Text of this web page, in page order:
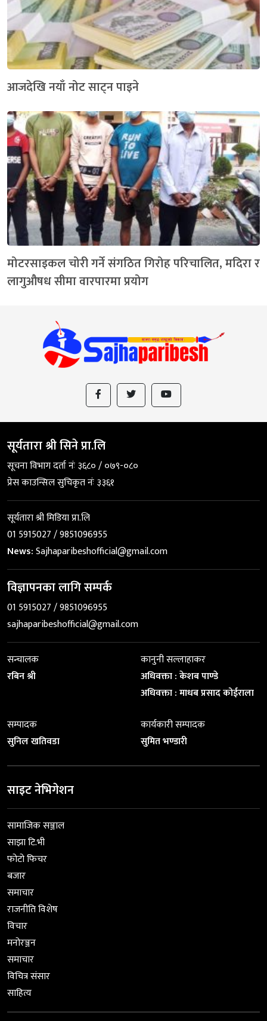
आजदेखि नयाँ नोट साट्न पाइने
मोटरसाइकल चोरी गर्ने संगठित गिरोह परिचालित, मदिरा र
लागुऔषध सीमा वारपारमा प्रयोग
सूर्यतारा श्री सिने प्रा.लि
सूचना विभाग दर्ता नंः ३६८० / ०७९-०८०
प्रेस काउन्सिल सुचिकृत नंः ३३६१
सूर्यतारा श्री मिडिया प्रा.लि
01 5915027 / 9851096955
News:Sajhaparibeshofficial@gmail.com
विज्ञापनका लागि सम्पर्क
01 5915027 / 9851096955
sajhaparibeshofficial@gmail.com
सन्चालक
रबिन श्री
कानुनी सल्लाहाकर
अधिवक्ता : केशब पाण्डे
अधिवक्ता : माधब प्रसाद कोईराला
सम्पादक
सुनिल खतिवडा
कार्यकारी सम्पादक
सुमित भण्डारी
साइट नेभिगेशन
सामाजिक सञ्जाल
साझा टि.भी
फोटो फिचर
बजार
समाचार
राजनीति विशेष
विचार
मनोरञ्जन
समाचार
विचित्र संसार
साहित्य